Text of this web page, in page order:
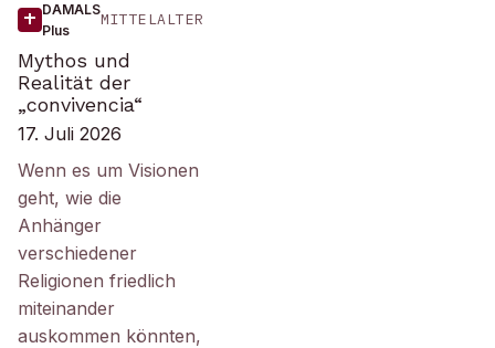
DAMALS
Plus
MITTELALTER
Mythos und
Realität der
„convivencia“
17. Juli 2026
Wenn es um Visionen
geht, wie die
Anhänger
verschiedener
Religionen friedlich
miteinander
auskommen könnten,